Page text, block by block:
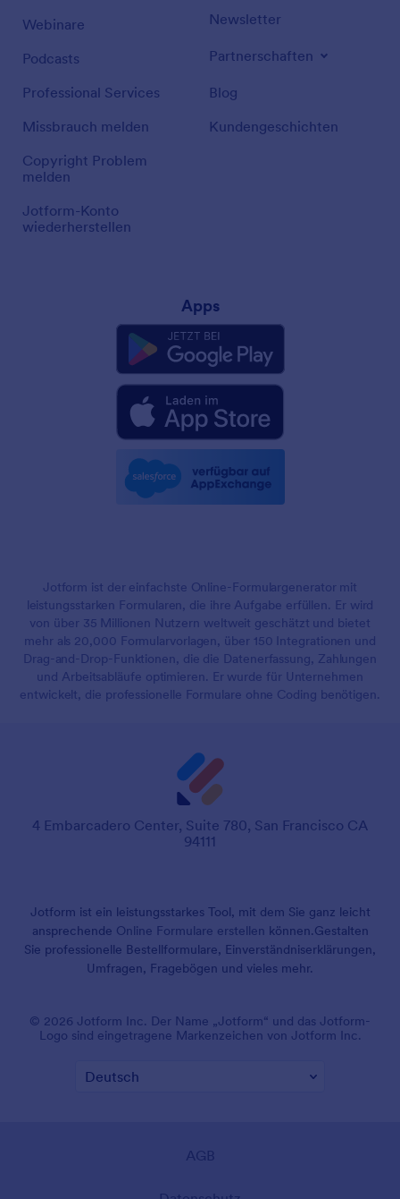
Webinare
Podcasts
Professional Services
Missbrauch melden
Copyright Problem
melden
Jotform-Konto
wiederherstellen
Newsletter
Partnerschaften
Blog
Kundengeschichten
Apps
Jotform ist der einfachste Online-Formulargenerator mit
leistungsstarken Formularen, die ihre Aufgabe erfüllen. Er wird
von über 35 Millionen Nutzern weltweit geschätzt und bietet
mehr als 20,000 Formularvorlagen, über 150 Integrationen und
Drag-and-Drop-Funktionen, die die Datenerfassung, Zahlungen
und Arbeitsabläufe optimieren. Er wurde für Unternehmen
entwickelt, die professionelle Formulare ohne Coding benötigen.
4 Embarcadero Center, Suite 780, San Francisco CA
94111
Jotform ist ein leistungsstarkes Tool, mit dem Sie ganz leicht
ansprechende Online Formulare erstellen können.Gestalten
Sie professionelle Bestellformulare, Einverständniserklärungen,
Umfragen, Fragebögen und vieles mehr.
© 2026 Jotform Inc. Der Name „Jotform“ und das Jotform-
Logo sind eingetragene Markenzeichen von Jotform Inc.
AGB